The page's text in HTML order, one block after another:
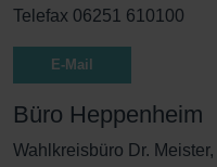
Telefax 06251 610100
E-Mail
Büro Heppenheim
Wahlkreisbüro Dr. Meister,